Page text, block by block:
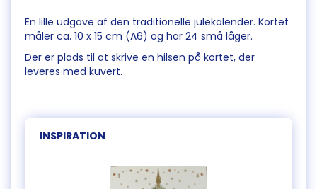
En lille udgave af den traditionelle julekalender. Kortet
måler ca. 10 x 15 cm (A6) og har 24 små låger.
Der er plads til at skrive en hilsen på kortet, der
leveres med kuvert.
INSPIRATION